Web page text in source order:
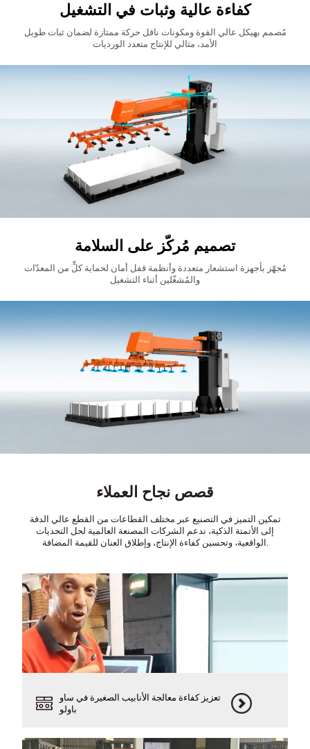
كفاءة عالية وثبات في التشغيل
مُصمم بهيكل عالي القوة ومكونات ناقل حركة ممتازة لضمان ثبات طويل
الأمد، مثالي للإنتاج متعدد الورديات
تصميم مُركّز على السلامة
مُجهّز بأجهزة استشعار متعددة وأنظمة قفل أمان لحماية كلٍّ من المعدّات
والمُشغّلين أثناء التشغيل
قصص نجاح العملاء
تمكين التميز في التصنيع عبر مختلف القطاعات من القطع عالي الدقة
إلى الأتمتة الذكية، ندعم الشركات المصنعة العالمية لحل التحديات
الواقعية، وتحسين كفاءة الإنتاج، وإطلاق العنان للقيمة المضافة.
تعزيز كفاءة معالجة الأنابيب الصغيرة في ساو
باولو